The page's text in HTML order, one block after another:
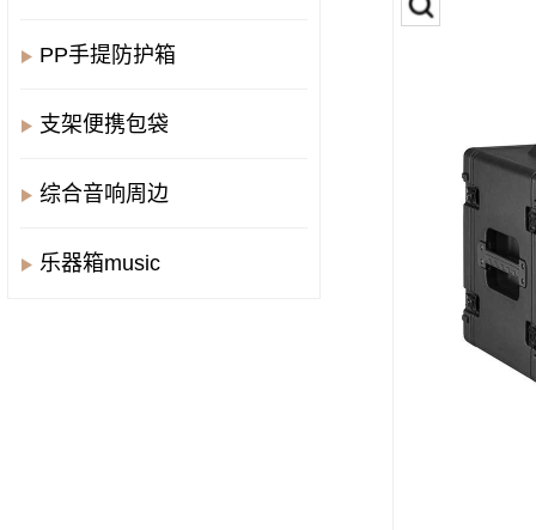
PP手提防护箱
支架便携包袋
综合音响周边
乐器箱music